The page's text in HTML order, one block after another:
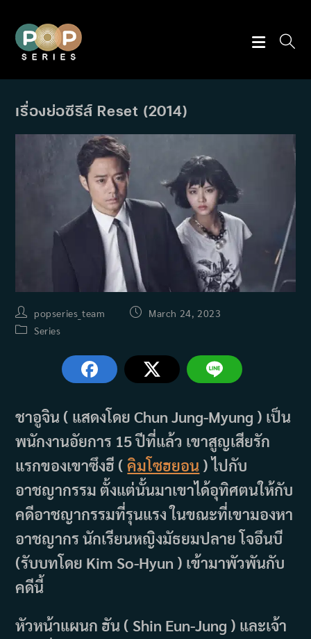
content
เรื่องย่อซีรีส์ Reset (2014)
Post
author:
popseries_team
PostMarch 24, 2023
PostSeries
ชาอูจิน ( แสดงโดย Chun Jung-Myung ) เป็น
พนักงานอัยการ 15 ปีที่แล้ว เขาสูญเสียรัก
แรกของเขาซึงฮี (คิมโซฮยอน ) ไปกับ
อาชญากรรม ตั้งแต่นั้นมาเขาได้อุทิศตนให้กับ
คดีอาชญากรรมที่รุนแรง ในขณะที่เขามองหา
อาชญากร นักเรียนหญิงมัธยมปลาย โจอึนบี
(รับบทโดย Kim So-Hyun ) เข้ามาพัวพันกับ
คดีนี้
หัวหน้าแผนก ฮัน ( Shin Eun-Jung ) และเจ้า